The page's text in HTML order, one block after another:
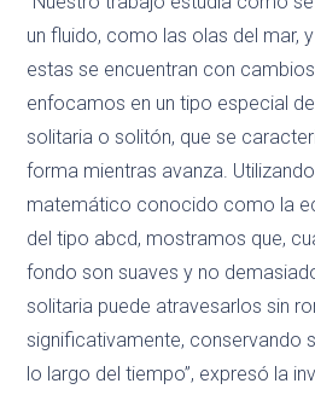
un fluido, como las olas del mar,
estas se encuentran con
enfocamos en un tipo especial
solitaria o solitón, que se
forma mientras avanza.
matemático conocido como la
del tipo abcd, mostramos que,
fondo son suaves y no
solitaria puede atravesarlos sin
significativamente, conservando
lo largo del tiempo”, expresó la